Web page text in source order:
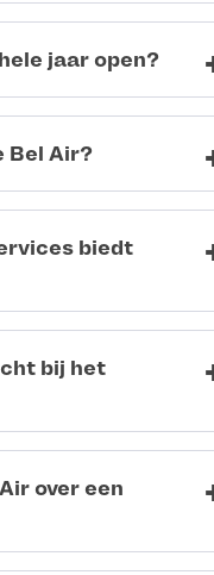
jaar open?
Bel Air?
biedt
bij het
over een